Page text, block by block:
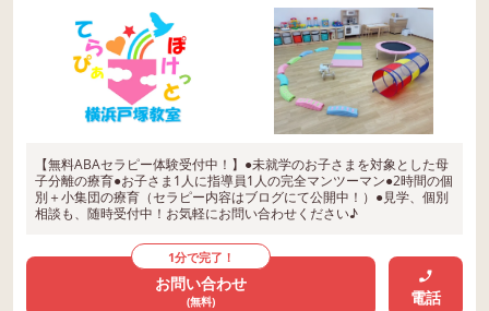
【無料ABAセラピー体験受付中！】●未就学のお子さまを対象とした母
子分離の療育●お子さま1人に指導員1人の完全マンツーマン●2時間の個
別＋小集団の療育（セラピー内容はブログにて公開中！）●見学、個別
相談も、随時受付中！お気軽にお問い合わせください♪
1分で完了！
お問い合わせ
(無料) 電話